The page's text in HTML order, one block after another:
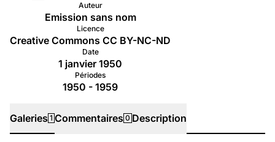
Auteur
Emission sans nom
Licence
Creative Commons CC BY-NC-ND
Date
1 janvier 1950
Périodes
1950 - 1959
Galeries 1 Commentaires 0 Description